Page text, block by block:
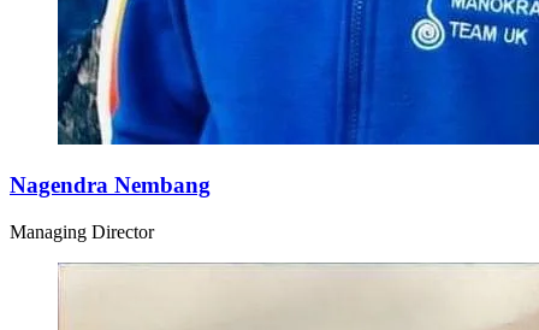
Nagendra Nembang
Managing Director